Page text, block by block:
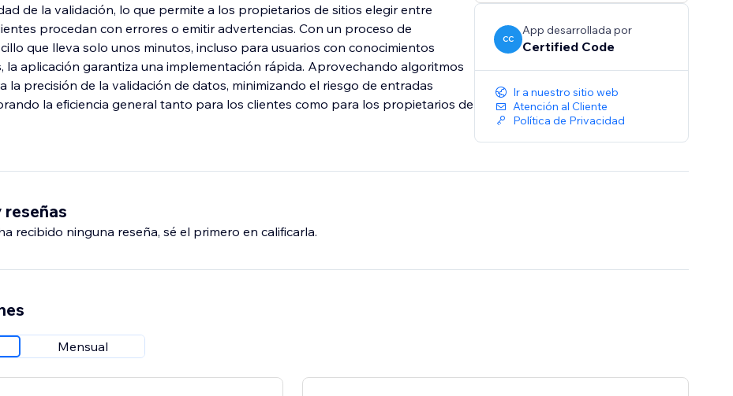
de la validación, lo que permite a los propietarios de sitios elegir entre
procedan con errores o emitir advertencias. Con un proceso de
que lleva solo unos minutos, incluso para usuarios con conocimientos
la aplicación garantiza una implementación rápida. Aprovechando algoritmos
la precisión de la validación de datos, minimizando el riesgo de entradas
la eficiencia general tanto para los clientes como para los propietarios de
CC
App desarrollada por
Certified Code
Ir a nuestro sitio web
Atención al Cliente
Política de Privacidad
recibido ninguna reseña, sé el primero en calificarla.
Mensual